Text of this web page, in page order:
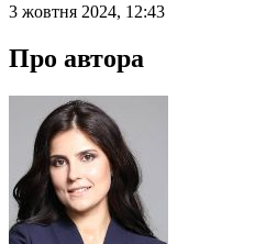
3 жовтня 2024, 12:43
Про автора